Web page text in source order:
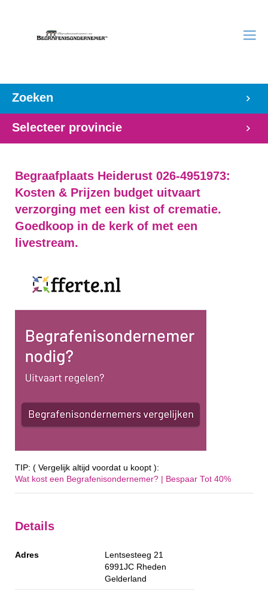
Zoeken
Selecteer provincie
Begraafplaats Heiderust 026-4951973:
Kosten & Prijzen budget uitvaart
verzorging met een kist of crematie.
Goedkoop in de kerk of met een
livestream.
TIP: ( Vergelijk altijd voordat u koopt ):
Wat kost een Begrafenisondernemer? | Bespaar Tot 40%‎
Details
Adres
Lentsesteeg 21
6991JC Rheden
Gelderland